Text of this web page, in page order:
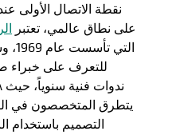
نقطة الاتصال الأولى
على نطاق عالمي، تعتبر
للتعرف على خبراء
يتطرق المتخصصون في
التصميم باستخدام